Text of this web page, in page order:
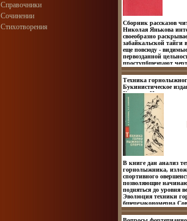
Справочники
Сочинении
Стихотворения
Сборник рассказов
Николая Янькова
своеобразно
забайкальской тайги
еще повсюду -
первозданной
проступбшеэпают
перемен Что внутри?
Николай Яньков.
Техника
Букинистическое
Хорошая
спорт, 1968 г Твердый
Тираж: 11000 экз
(~130х205 мм) инфо
В книге дан анализ
горнолыжника,
спортивного
позволяющие
подняться до уровня
Эволюция техники
бшецезакономерна
технический арсенал
может оказаться